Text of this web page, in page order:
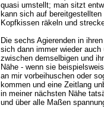
quasi umstellt; man sitzt
kann sich auf
Kopfkissen räkeln und
Die sechs Agierenden in
sich dann immer wieder
zwischen demselbigen und
Nähe - wenn sie
an mir vorbeihuschen oder
kommen und eine Zeitlang
in meiner nächsten Nähe
und über alle Maßen